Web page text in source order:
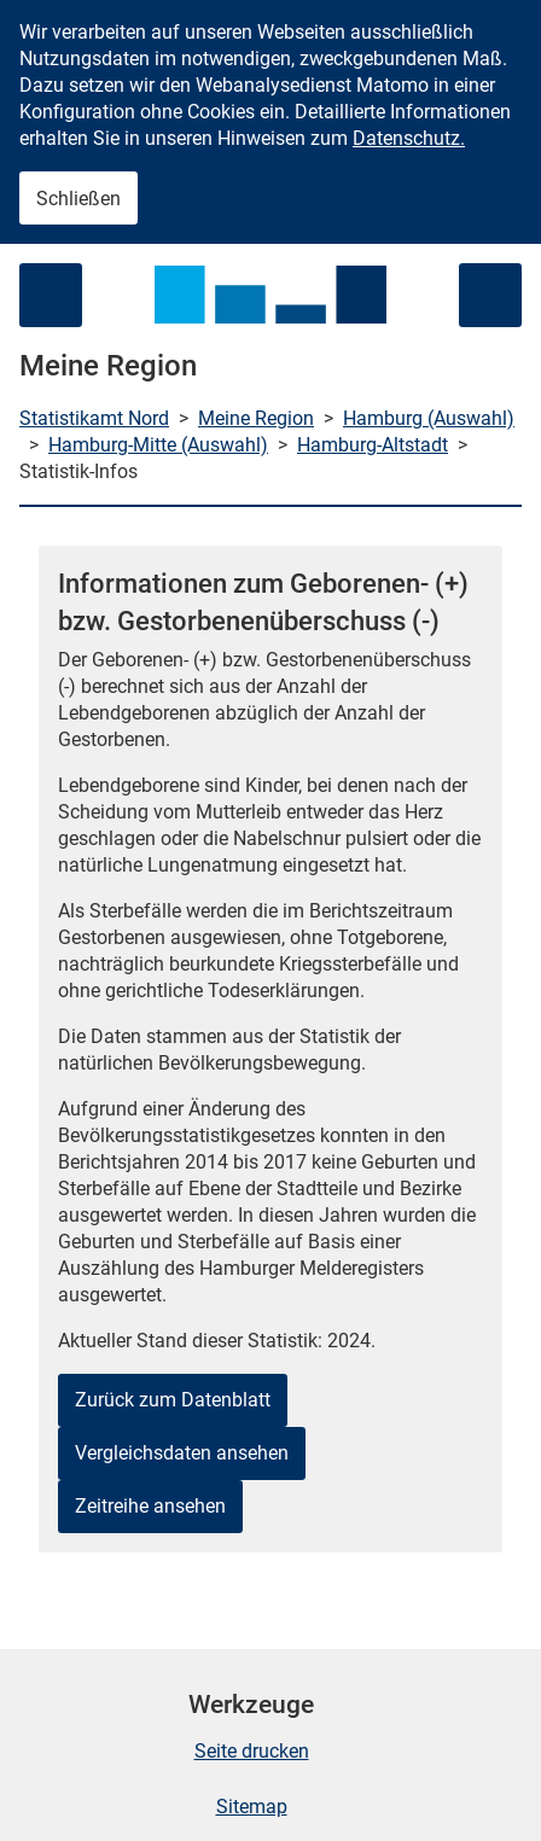
Zum Inhalt springen
(Mikrozensus)
Wir verarbeiten auf unseren Webseiten ausschließlich
Nutzungsdaten im notwendigen, zweckgebundenen Maß.
Dazu setzen wir den Webanalysedienst Matomo in einer
Konfiguration ohne Cookies ein. Detaillierte Informationen
erhalten Sie in unseren Hinweisen zum Datenschutz.
Schließen
Meine Region
Statistikamt Nord > Meine Region > Hamburg (Auswahl)
> Hamburg-Mitte (Auswahl) > Hamburg-Altstadt >
Statistik-Infos
Informationen zum Geborenen- (+)
bzw. Gestorbenenüberschuss (-)
Der Geborenen- (+) bzw. Gestorbenenüberschuss
(-) berechnet sich aus der Anzahl der
Lebendgeborenen abzüglich der Anzahl der
Gestorbenen.
Lebendgeborene sind Kinder, bei denen nach der
Scheidung vom Mutterleib entweder das Herz
geschlagen oder die Nabelschnur pulsiert oder die
natürliche Lungenatmung eingesetzt hat.
Als Sterbefälle werden die im Berichtszeitraum
Gestorbenen ausgewiesen, ohne Totgeborene,
nachträglich beurkundete Kriegssterbefälle und
ohne gerichtliche Todeserklärungen.
Die Daten stammen aus der Statistik der
natürlichen Bevölkerungsbewegung.
Aufgrund einer Änderung des
Bevölkerungsstatistikgesetzes konnten in den
Berichtsjahren 2014 bis 2017 keine Geburten und
Sterbefälle auf Ebene der Stadtteile und Bezirke
ausgewertet werden. In diesen Jahren wurden die
Geburten und Sterbefälle auf Basis einer
Auszählung des Hamburger Melderegisters
ausgewertet.
Aktueller Stand dieser Statistik: 2024.
Zurück zum Datenblatt
Vergleichsdaten ansehen
Zeitreihe ansehen
Werkzeuge
Seite drucken
Sitemap